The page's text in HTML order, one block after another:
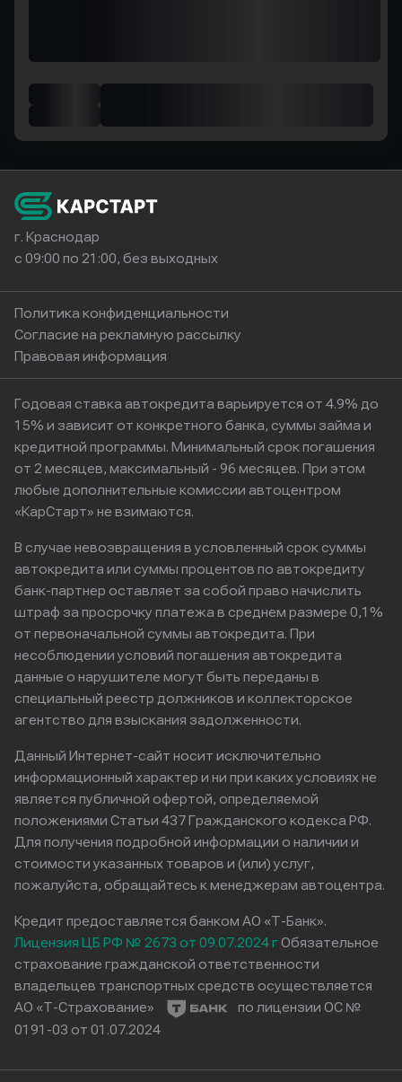
г. Краснодар
с 09:00 по 21:00, без выходных
Политика конфиденциальности
Согласие на рекламную рассылку
Правовая информация
Годовая ставка автокредита варьируется от 4.9% до
15% и зависит от конкретного банка, суммы займа и
кредитной программы. Минимальный срок погашения
от 2 месяцев, максимальный - 96 месяцев. При этом
любые дополнительные комиссии автоцентром
«КарСтарт» не взимаются.
В случае невозвращения в условленный срок суммы
автокредита или суммы процентов по автокредиту
банк-партнер оставляет за собой право начислить
штраф за просрочку платежа в среднем размере 0,1%
от первоначальной суммы автокредита. При
несоблюдении условий погашения автокредита
данные о нарушителе могут быть переданы в
специальный реестр должников и коллекторское
агентство для взыскания задолженности.
Данный Интернет-сайт носит исключительно
информационный характер и ни при каких условиях не
является публичной офертой, определяемой
положениями Статьи 437 Гражданского кодекса РФ.
Для получения подробной информации о наличии и
стоимости указанных товаров и (или) услуг,
пожалуйста, обращайтесь к менеджерам автоцентра.
Кредит предоставляется банком АО «Т-Банк».
Лицензия ЦБ РФ № 2673 от 09.07.2024 гОбязательное
страхование гражданской ответственности
владельцев транспортных средств осуществляется
АО «Т-Страхование»
по лицензии ОС №
0191-03 от 01.07.2024